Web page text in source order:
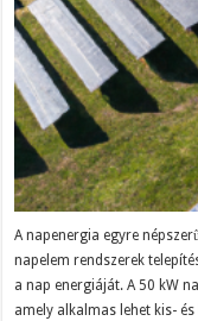
A napenergia egyre
napelem rendszerek
a nap energiáját. A 50 kW
amely alkalmas lehet kis-